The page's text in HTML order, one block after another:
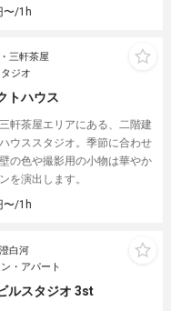
〜/1h
三軒茶屋
ジオ
トハウス
軒茶屋エリアにある、二階建
ウススタジオ。季節に合わせ
の色や撮影用の小物は華やか
を演出します。
〜/1h
白河
・アパート
ルスタジオ 3st